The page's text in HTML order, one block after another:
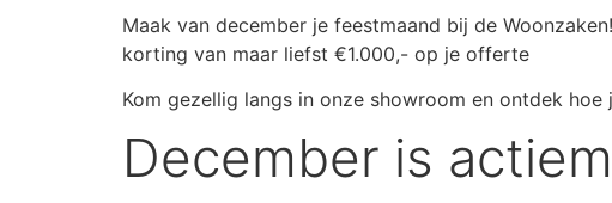
Maak van december je feestmaand bij de
korting van maar liefst €1.000,- op je offerte
Kom gezellig langs in onze showroom en ontdek
December is